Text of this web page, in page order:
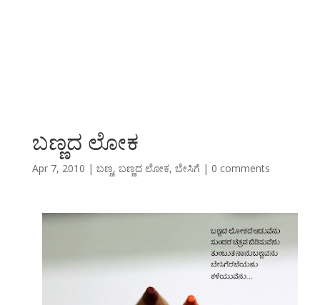
ಬಣ್ಣದ ಲೋಕ
Apr 7, 2010 | ಬಣ್ಣ, ಬಣ್ಣದ ಲೋಕ, ಬೇಸಿಗೆ | 0 comments